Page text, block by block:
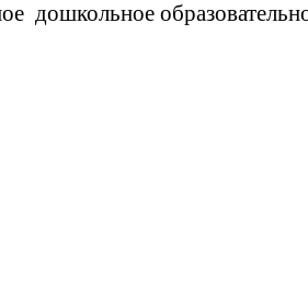
дошкольное
-
сада
Приказ